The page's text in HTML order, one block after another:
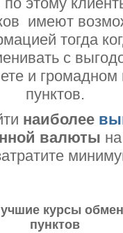
имеют
тогда
с
и
пунктов.
наиболее
валюты
курсы
пунктов